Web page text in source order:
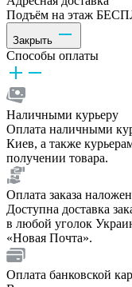
Подъём на этаж
Закрыть
Способы оплаты
Наличными курьеру
Оплата наличными
Киев, а также
получении товара.
Оплата заказа
Доступна доставка
в любой уголок
«Новая Почта».
Оплата банковской